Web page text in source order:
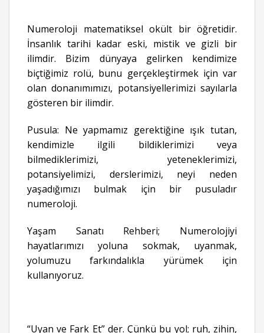
Numeroloji matematiksel okült bir öğretidir.
İnsanlık tarihi kadar eski, mistik ve gizli bir
ilimdir. Bizim dünyaya gelirken kendimize
biçtiğimiz rolü, bunu gerçekleştirmek için var
olan donanımımızı, potansiyellerimizi sayılarla
gösteren bir ilimdir.
Pusula: Ne yapmamız gerektiğine ışık tutan,
kendimizle ilgili bildiklerimizi veya
bilmediklerimizi, yeteneklerimizi,
potansiyelimizi, derslerimizi, neyi neden
yaşadığımızı bulmak için bir pusuladır
numeroloji.
Yaşam Sanatı Rehberi; Numerolojiyi
hayatlarımızı yoluna sokmak, uyanmak,
yolumuzu farkındalıkla yürümek için
kullanıyoruz.
“Uyan ve Fark Et” der. Çünkü bu yol; ruh, zihin,